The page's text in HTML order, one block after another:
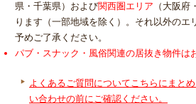
県・千葉県）および関西圏エリア （大阪
ります（一部地域を除く）。それ以外のエ
予めご了承ください。
パブ・スナック・風俗関連の居抜き物件は
よくあるご質問についてこちらにまと
い合わせの前にご確認ください。